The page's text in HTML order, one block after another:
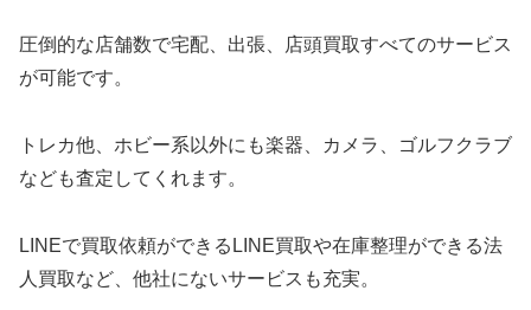
圧倒的な店舗数で宅配、出張、店頭買取すべてのサービス
が可能です。
トレカ他、ホビー系以外にも楽器、カメラ、ゴルフクラブ
なども査定してくれます。
LINEで買取依頼ができるLINE買取や在庫整理ができる法
人買取など、他社にないサービスも充実。